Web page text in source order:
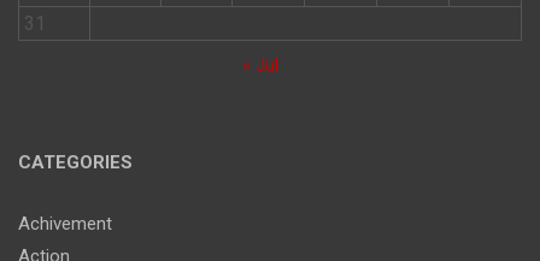
31
« Jul
CATEGORIES
Achivement
Action